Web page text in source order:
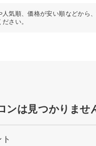
人気順、価格が安い順などから
さい。
は見つかりませ